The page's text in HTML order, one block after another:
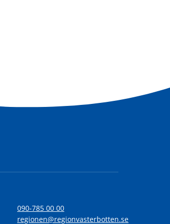
090-785 00 00
regionen@regionvasterbotten.se